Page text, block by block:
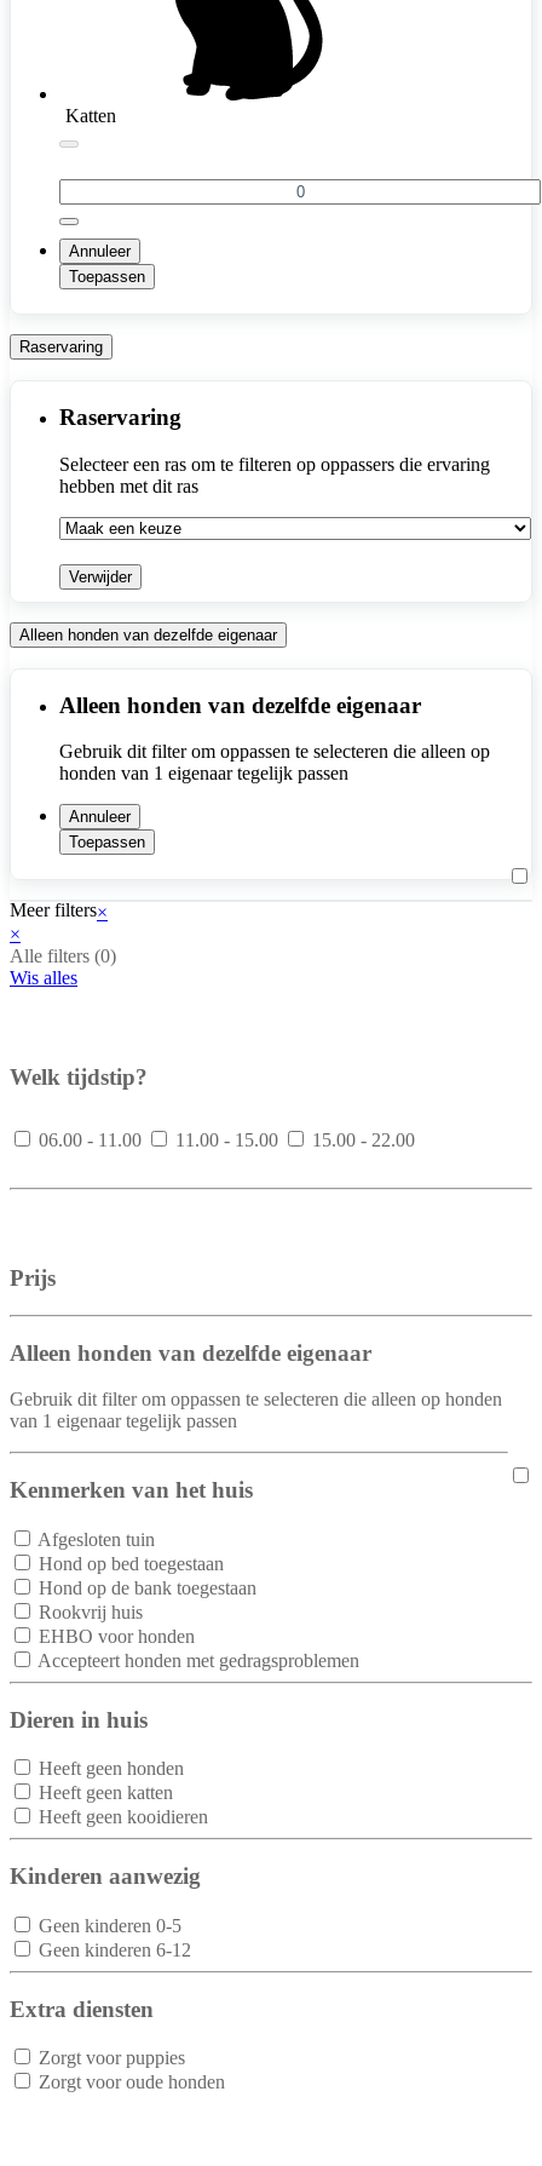
Katten
Annuleer
Toepassen
Raservaring
Raservaring
Selecteer een ras om te filteren op oppassers die ervaring
hebben met dit ras
Verwijder
Alleen honden van dezelfde eigenaar
Alleen honden van dezelfde eigenaar
Gebruik dit filter om oppassen te selecteren die alleen op
honden van 1 eigenaar tegelijk passen
Annuleer
Toepassen
Meer filters×
×
Alle filters (0)
Wis alles
Welk tijdstip?
06.00 - 11.00 11.00 - 15.00 15.00 - 22.00
Prijs
Alleen honden van dezelfde eigenaar
Gebruik dit filter om oppassen te selecteren die alleen op honden
van 1 eigenaar tegelijk passen
Kenmerken van het huis
Afgesloten tuin
Hond op bed toegestaan
Hond op de bank toegestaan
Rookvrij huis
EHBO voor honden
Accepteert honden met gedragsproblemen
Dieren in huis
Heeft geen honden
Heeft geen katten
Heeft geen kooidieren
Kinderen aanwezig
Geen kinderen 0-5
Geen kinderen 6-12
Extra diensten
Zorgt voor puppies
Zorgt voor oude honden